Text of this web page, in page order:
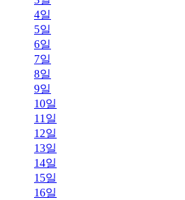
4일
5일
6일
7일
8일
9일
10일
11일
12일
13일
14일
15일
16일